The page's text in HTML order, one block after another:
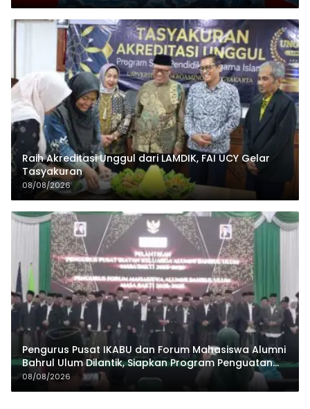
Raih Akreditasi Unggul dari LAMDIK, FAI UCY Gelar
Tasyakuran
08/08/2026
Pengurus Pusat IKABU dan Forum Mahasiswa Alumni
Bahrul Ulum Dilantik, Siapkan Program Penguatan
Organisasi dan Ekonomi
08/08/2026